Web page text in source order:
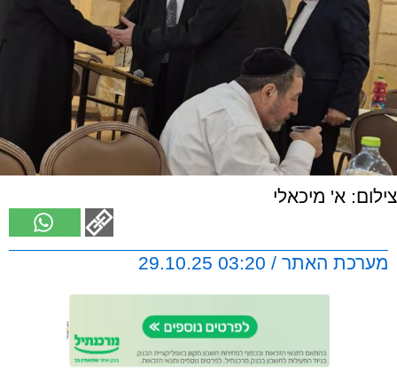
צילום: א' מיכאלי
מערכת האתר / 03:20 29.10.25